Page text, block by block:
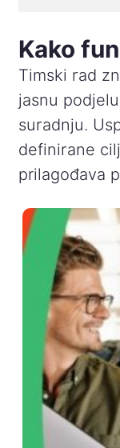
Kako
Timski rad
jasnu
suradnju.
definirane
prilagođava